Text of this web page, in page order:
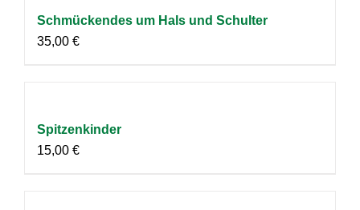
Schmückendes um Hals und Schulter
35,00 €
Spitzenkinder
15,00 €